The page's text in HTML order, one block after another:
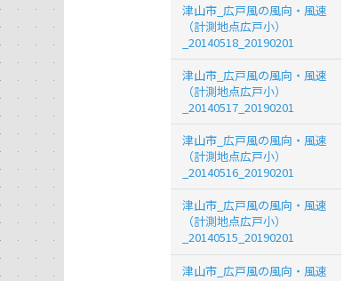
津山市_広戸風の風向・風速
（計測地点広戸小）
_20140518_20190201
津山市_広戸風の風向・風速
（計測地点広戸小）
_20140517_20190201
津山市_広戸風の風向・風速
（計測地点広戸小）
_20140516_20190201
津山市_広戸風の風向・風速
（計測地点広戸小）
_20140515_20190201
津山市_広戸風の風向・風速